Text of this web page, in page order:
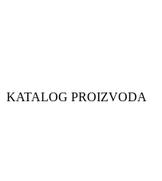
KATALOG PROIZVODA